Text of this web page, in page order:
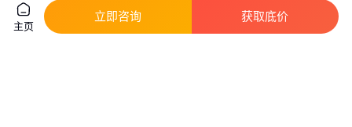
主页
立即咨询 获取底价